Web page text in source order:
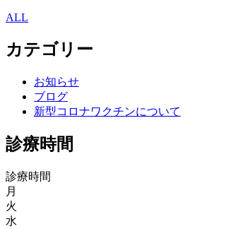
ALL
カテゴリー
お知らせ
ブログ
新型コロナワクチンについて
診療時間
診療時間
月
火
水